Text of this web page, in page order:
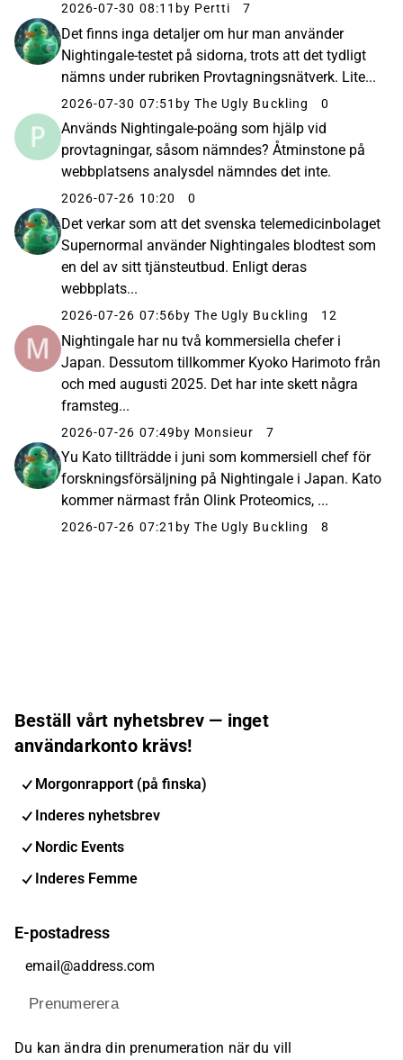
2026-07-30 08:11 by Pertti 7
Det finns inga detaljer om hur man använder
Nightingale-testet på sidorna, trots att det tydligt
nämns under rubriken Provtagningsnätverk. Lite...
2026-07-30 07:51 by The Ugly Buckling 0
Används Nightingale-poäng som hjälp vid
provtagningar, såsom nämndes? Åtminstone på
webbplatsens analysdel nämndes det inte.
2026-07-26 10:20 0
Det verkar som att det svenska telemedicinbolaget
Supernormal använder Nightingales blodtest som
en del av sitt tjänsteutbud. Enligt deras
webbplats...
2026-07-26 07:56by The Ugly Buckling 12
Nightingale har nu två kommersiella chefer i
Japan. Dessutom tillkommer Kyoko Harimoto från
och med augusti 2025. Det har inte skett några
framsteg...
2026-07-26 07:49by Monsieur 7
Yu Kato tillträdde i juni som kommersiell chef för
forskningsförsäljning på Nightingale i Japan. Kato
kommer närmast från Olink Proteomics, ...
2026-07-26 07:21 by The Ugly Buckling 8
Beställ vårt nyhetsbrev — inget
användarkonto krävs!
Morgonrapport (på finska)
Inderes nyhetsbrev
Nordic Events
Inderes Femme
E-postadress
Prenumerera
Du kan ändra din prenumeration när du vill